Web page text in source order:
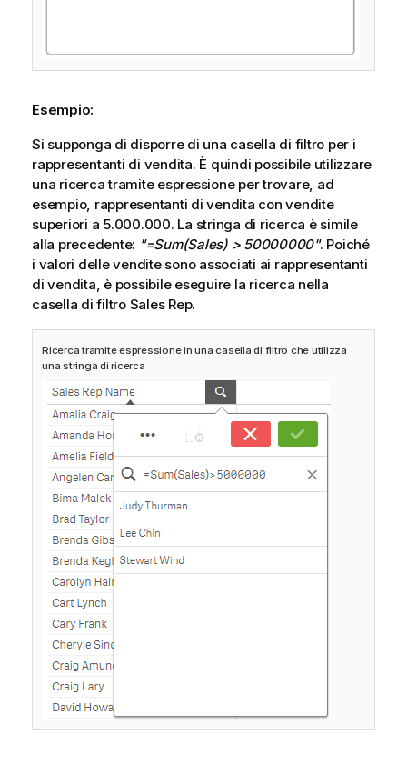
Esempio:
Si supponga di disporre di una casella di filtro per i
rappresentanti di vendita. È quindi possibile utilizzare
una ricerca tramite espressione per trovare, ad
esempio, rappresentanti di vendita con vendite
superiori a 5.000.000. La stringa di ricerca è simile
alla precedente: "=Sum(Sales) > 50000000". Poiché
i valori delle vendite sono associati ai rappresentanti
di vendita, è possibile eseguire la ricerca nella
casella di filtro Sales Rep.
Ricerca tramite espressione in una casella di filtro che utilizza
una stringa di ricerca